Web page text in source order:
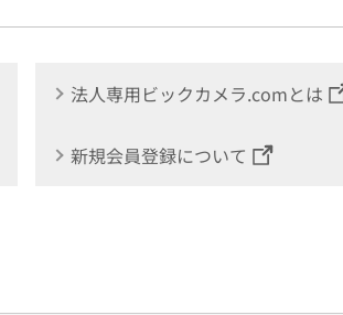
法人専用ビックカメラ.comとは
新規会員登録について